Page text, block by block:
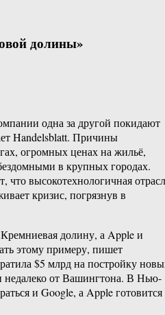
долины»
одна за другой покидают
Handelsblatt. Причины
огромных ценах на жильё,
в крупных городах.
что высокотехнологичная
кризис, погрязнув в
долину, а Apple и
этому примеру, пишет
$5 млрд на постройку
от Вашингтона. В Нью-
и Google, а Apple готовится